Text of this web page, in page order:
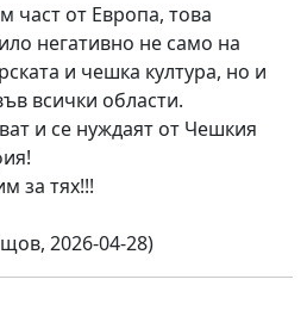
част от Европа, това
негативно не само на
и чешка култура, но и
всички области.
и се нуждаят от Чешкия
за тях!!!
2026-04-28)